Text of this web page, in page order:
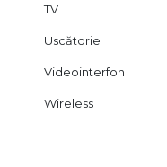
TV
Uscătorie
Videointerfon
Wireless